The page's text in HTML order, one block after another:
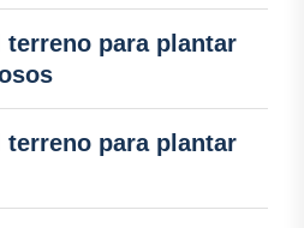
terreno para plantar
terreno para plantar